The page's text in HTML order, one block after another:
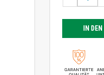
IN